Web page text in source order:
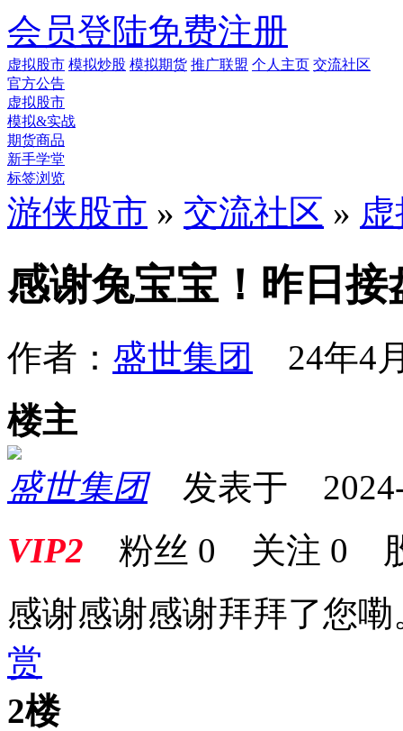
会员登陆免费注册
虚拟股市 模拟炒股 模拟期货 推广联盟 个人主页 交流社区
官方公告
虚拟股市
模拟&实战
期货商品
新手学堂
标签浏览
游侠股市 » 交流社区 »
感谢兔宝宝！昨日
作者： 盛世集团
24年4
楼主
盛世集团发表于 2024-
VIP2 粉丝 0 关注 0
感谢感谢感谢拜拜了您嘞
赏
2楼